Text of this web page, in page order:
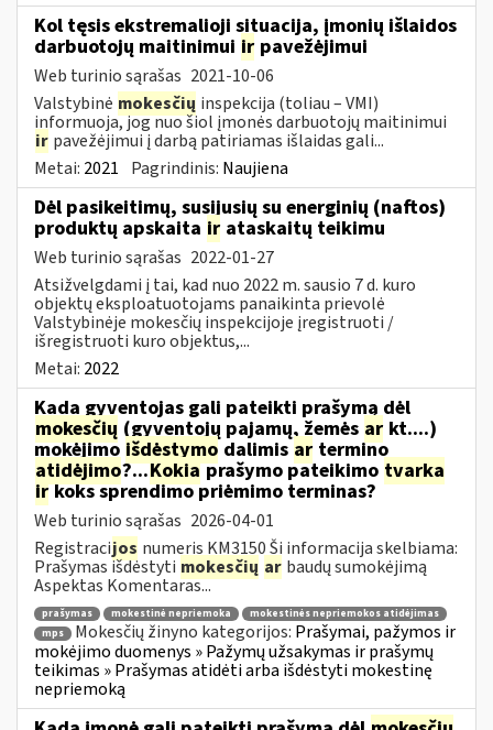
Kol tęsis ekstremalioji situacija, įmonių išlaidos
darbuotojų maitinimui ir pavežėjimui
Web turinio sąrašas 2021-10-06
Valstybinė mokesčių inspekcija (toliau – VMI)
informuoja, jog nuo šiol įmonės darbuotojų maitinimui
ir pavežėjimui į darbą patiriamas išlaidas gali...
Metai: 2021 Pagrindinis: Naujiena
Dėl pasikeitimų, susijusių su energinių (naftos)
produktų apskaita ir ataskaitų teikimu
Web turinio sąrašas 2022-01-27
Atsižvelgdami į tai, kad nuo 2022 m. sausio 7 d. kuro
objektų eksploatuotojams panaikinta prievolė
Valstybinėje mokesčių inspekcijoje įregistruoti /
išregistruoti kuro objektus,...
Metai: 2022
Kada gyventojas gali pateikti prašymą dėl
mokesčių (gyventojų pajamų, žemės ar kt....)
mokėjimo išdėstymo dalimis ar termino
atidėjimo?...Kokiaprašymo pateikimo tvarka
irkoks sprendimo priėmimo terminas?
Web turinio sąrašas 2026-04-01
Registracijos numeris KM3150 Ši informacija skelbiama:
Prašymas išdėstyti mokesčių ar baudų sumokėjimą
Aspektas Komentaras...
prašymas mokestinė nepriemoka
mokestinės nepriemokos atidėjimas
mps
Mokesčių žinyno kategorijos: Prašymai, pažymos ir
mokėjimo duomenys » Pažymų užsakymas ir prašymų
teikimas » Prašymas atidėti arba išdėstyti mokestinę
nepriemoką